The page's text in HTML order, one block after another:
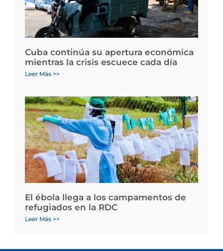
Cuba continúa su apertura económica
mientras la crisis escuece cada día
Leer Más >>
El ébola llega a los campamentos de
refugiados en la RDC
Leer Más >>